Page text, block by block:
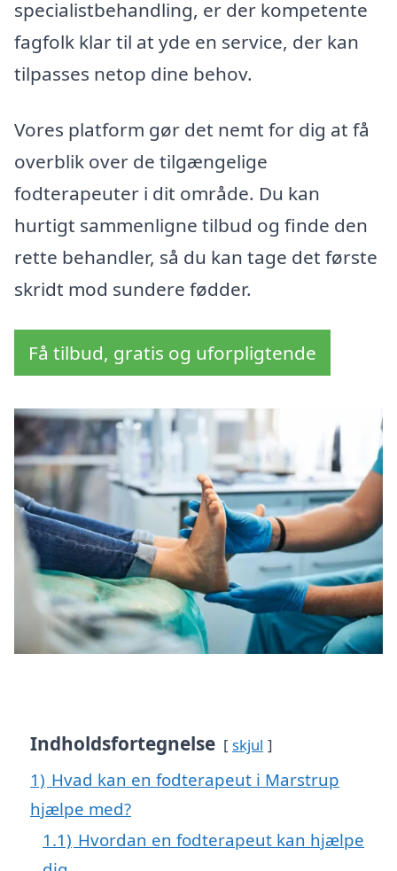
specialistbehandling, er der kompetente
fagfolk klar til at yde en service, der kan
tilpasses netop dine behov.
Vores platform gør det nemt for dig at få
overblik over de tilgængelige
fodterapeuter i dit område. Du kan
hurtigt sammenligne tilbud og finde den
rette behandler, så du kan tage det første
skridt mod sundere fødder.
Få tilbud, gratis og uforpligtende
Indholdsfortegnelse skjul
1) Hvad kan en fodterapeut i Marstrup
hjælpe med?
1.1) Hvordan en fodterapeut kan hjælpe